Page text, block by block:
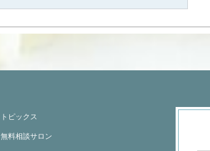
トピックス
無料相談サロン